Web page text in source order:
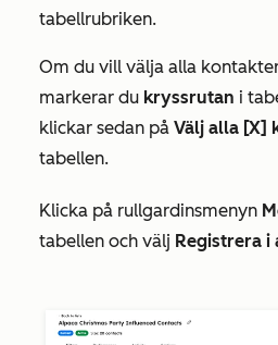
tabellrubriken.
Om du vill välja alla
markerar du kryssrutan i
klickar sedan på Välj alla [X]
tabellen.
Klicka på rullgardinsmenyn
tabellen och välj Registrera